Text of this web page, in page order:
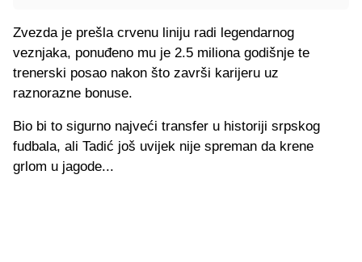
Zvezda je prešla crvenu liniju radi legendarnog
veznjaka, ponuđeno mu je 2.5 miliona godišnje te
trenerski posao nakon što završi karijeru uz
raznorazne bonuse.
Bio bi to sigurno najveći transfer u historiji srpskog
fudbala, ali Tadić još uvijek nije spreman da krene
grlom u jagode...